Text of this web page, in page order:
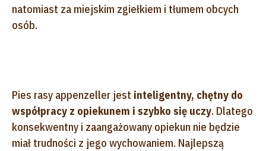
natomiast za miejskim zgiełkiem i tłumem obcych
osób.
Pies rasy appenzeller jest inteligentny, chętny do
współpracy z opiekunem i szybko się uczy. Dlatego
konsekwentny i zaangażowany opiekun nie będzie
miał trudności z jego wychowaniem. Najlepszą